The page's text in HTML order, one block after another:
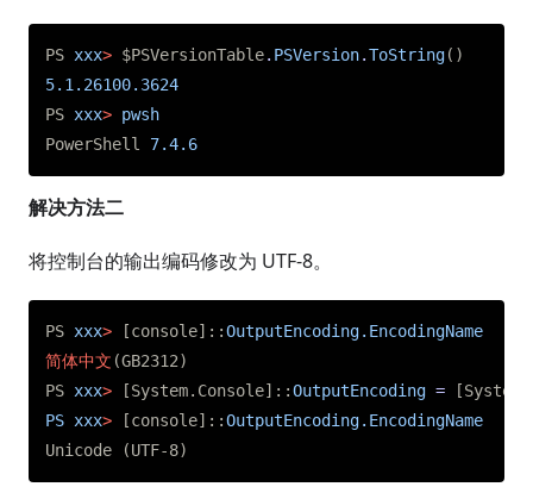
PS xxx> $PSVersionTable. PSVersion.ToString()
5.1.26100.3624
PS xxx> pwsh
PowerShell
7.4.6
解决方法二
将控制台的输出编码修改为 UTF-8。
PS xxx> [console]::OutputEncoding.EncodingName
简体中文 (GB2312)
PS xxx> [System.Console]::OutputEncoding = [
PS xxx> [console]::OutputEncoding.EncodingName
Unicode
(UTF-8)